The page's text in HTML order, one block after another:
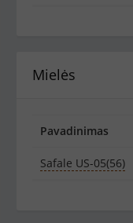
Mielės
Pavadinimas
Safale US-05(56)